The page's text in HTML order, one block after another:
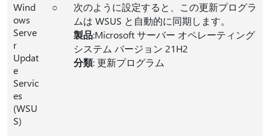
Wind
ows
Serve
r
Updat
e
Servic
es
(WSU
S)
○
次のように設定すると、この更新プログラ
ムは WSUS と自動的に同期します。
製品:Microsoft サーバー オペレーティング
システム バージョン 21H2
分類: 更新プログラム